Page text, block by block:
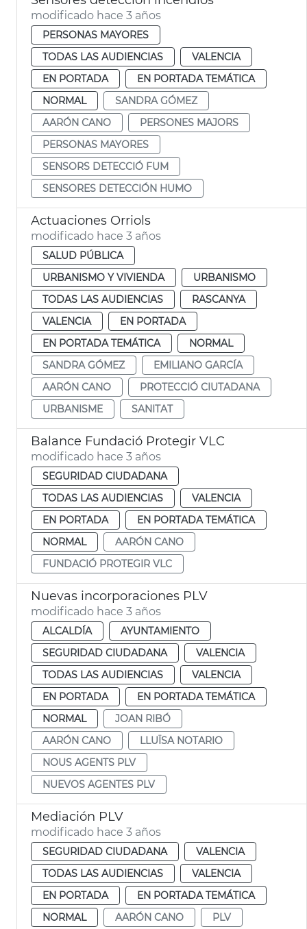
modificado hace 3 años
PERSONAS MAYORES
TODAS LAS AUDIENCIAS
VALENCIA
EN PORTADA
EN PORTADA TEMÁTICA
NORMAL
SANDRA GÓMEZ
AARÓN CANO
PERSONES MAJORS
PERSONAS MAYORES
SENSORS DETECCIÓ FUM
SENSORES DETECCIÓN HUMO
Actuaciones Orriols
modificado hace 3 años
SALUD PÚBLICA
URBANISMO Y VIVIENDA
URBANISMO
TODAS LAS AUDIENCIAS
RASCANYA
VALENCIA
EN PORTADA
EN PORTADA TEMÁTICA
NORMAL
SANDRA GÓMEZ
EMILIANO GARCÍA
AARÓN CANO
PROTECCIÓ CIUTADANA
URBANISME
SANITAT
Balance Fundació Protegir VLC
modificado hace 3 años
SEGURIDAD CIUDADANA
TODAS LAS AUDIENCIAS
VALENCIA
EN PORTADA
EN PORTADA TEMÁTICA
NORMAL
AARÓN CANO
FUNDACIÓ PROTEGIR VLC
Nuevas incorporaciones PLV
modificado hace 3 años
ALCALDÍA
AYUNTAMIENTO
SEGURIDAD CIUDADANA
VALENCIA
TODAS LAS AUDIENCIAS
VALENCIA
EN PORTADA
EN PORTADA TEMÁTICA
NORMAL
JOAN RIBÓ
AARÓN CANO
LLUÏSA NOTARIO
NOUS AGENTS PLV
NUEVOS AGENTES PLV
Mediación PLV
modificado hace 3 años
SEGURIDAD CIUDADANA
VALENCIA
TODAS LAS AUDIENCIAS
VALENCIA
EN PORTADA
EN PORTADA TEMÁTICA
NORMAL
AARÓN CANO PLV